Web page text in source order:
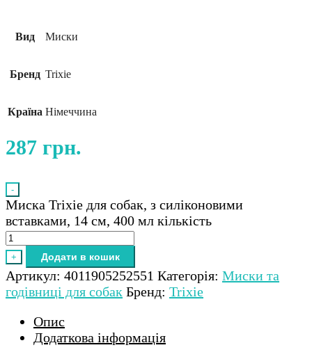
Вид Миски
Бренд Trixie
Країна Німеччина
287 грн.
-
Миска Trixie для собак, з силіконовими
вставками, 14 см, 400 мл кількість
+ Додати в кошик
Артикул: 4011905252551 Категорія: Миски та
годівниці для собак Бренд: Trixie
Опис
Додаткова інформація